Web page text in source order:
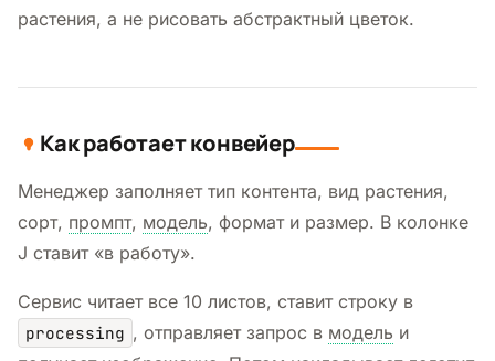
растения, а не рисовать абстрактный цветок.
Как работает конвейер
Менеджер заполняет тип контента, вид растения,
сорт, промпт, модель, формат и размер. В колонке
J ставит «в работу».
Сервис читает все 10 листов, ставит строку в
processing , отправляет запрос в модель и